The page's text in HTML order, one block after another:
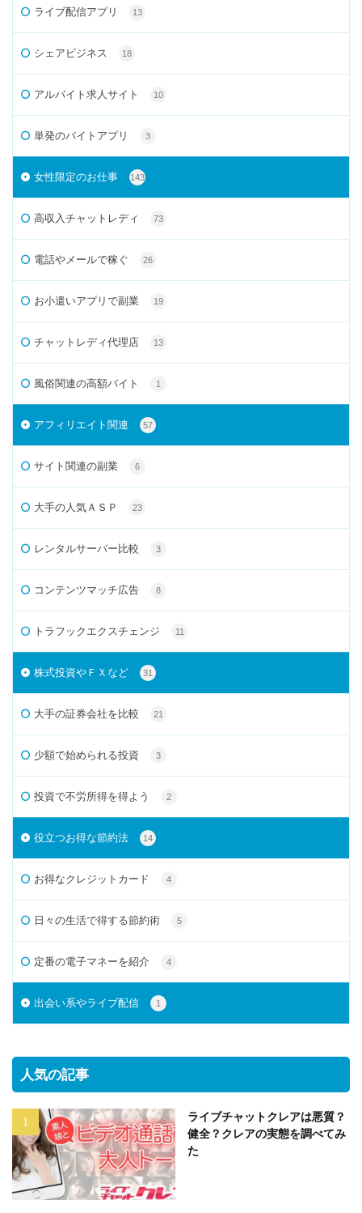
ライブ配信アプリ 13
シェアビジネス 18
アルバイト求人サイト 10
単発のバイトアプリ 3
女性限定のお仕事 143
高収入チャットレディ 73
電話やメールで稼ぐ 26
お小遣いアプリで副業 19
チャットレディ代理店 13
風俗関連の高額バイト 1
アフィリエイト関連 57
サイト関連の副業 6
大手の人気ＡＳＰ 23
レンタルサーバー比較 3
コンテンツマッチ広告 8
トラフックエクスチェンジ 11
株式投資やＦＸなど 31
大手の証券会社を比較 21
少額で始められる投資 3
投資で不労所得を得よう 2
役立つお得な節約法 14
お得なクレジットカード 4
日々の生活で得する節約術 5
定番の電子マネーを紹介 4
出会い系やライブ配信 1
人気の記事
ライブチャットクレアは悪質？
健全？クレアの実態を調べてみ
た